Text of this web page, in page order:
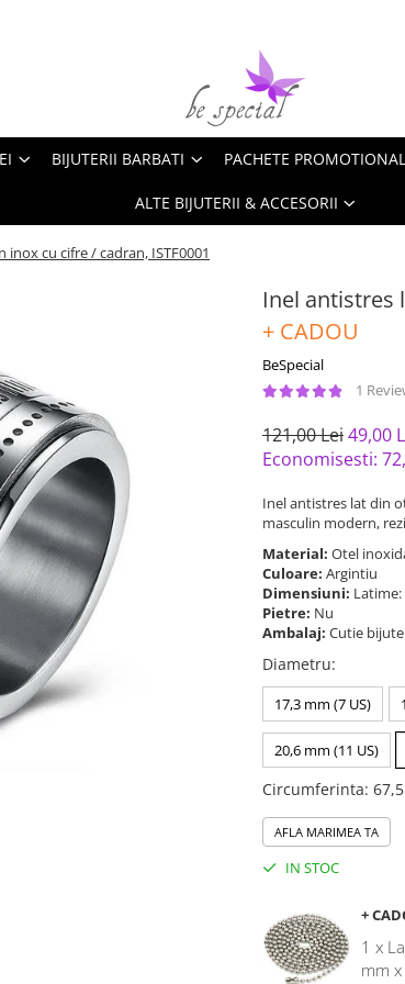
BIJUTERII BARBATI PACHETE
ALTE BIJUTERII & ACCESORII
cu cifre / cadran, ISTF0001
Inel antistres
+ CADOU
BeSpecial
1
121,00 Lei49,00
Economisesti:
Inel antistres lat din
masculin modern,
Material: Otel
Culoare: Argintiu
Dimensiuni: Latime:
Pietre: Nu
Ambalaj: Cutie
Diametru:
17,3 mm (7 US)
20,6 mm (11 US)
Circumferinta:
AFLA MARIMEA TA
IN STOC
+
1 x
mm